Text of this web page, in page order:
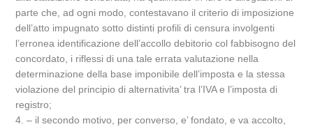
parte che, ad ogni modo, contestavano il criterio di imposizione
dell’atto impugnato sotto distinti profili di censura involgenti
l’erronea identificazione dell’accollo debitorio col fabbisogno del
concordato, i riflessi di una tale errata valutazione nella
determinazione della base imponibile dell’imposta e la stessa
violazione del principio di alternativita’ tra l’IVA e l’imposta di
registro;
4. – il secondo motivo, per converso, e’ fondato, e va accolto,